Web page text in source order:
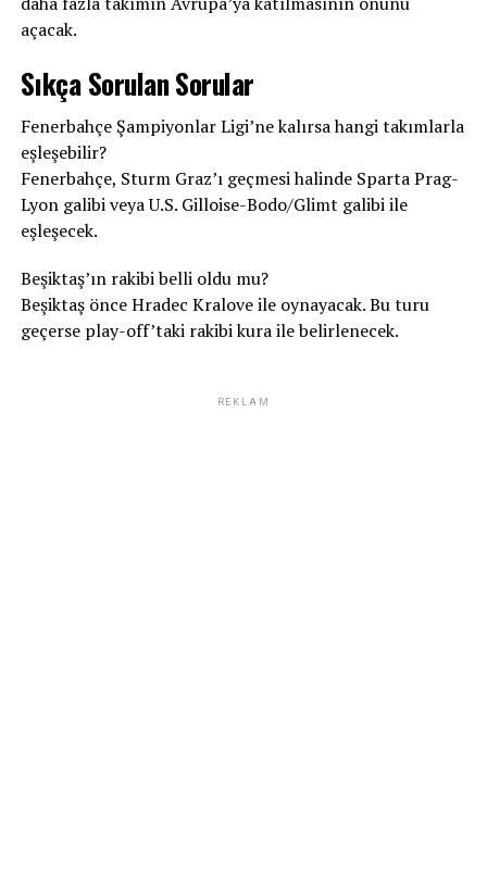
açacak.
Sıkça Sorulan Sorular
Fenerbahçe Şampiyonlar Ligi’ne kalırsa hangi takımlarla
eşleşebilir?
Fenerbahçe, Sturm Graz’ı geçmesi halinde Sparta Prag-
Lyon galibi veya U.S. Gilloise-Bodo/Glimt galibi ile
eşleşecek.
Beşiktaş’ın rakibi belli oldu mu?
Beşiktaş önce Hradec Kralove ile oynayacak. Bu turu
geçerse play-off’taki rakibi kura ile belirlenecek.
REKLAM